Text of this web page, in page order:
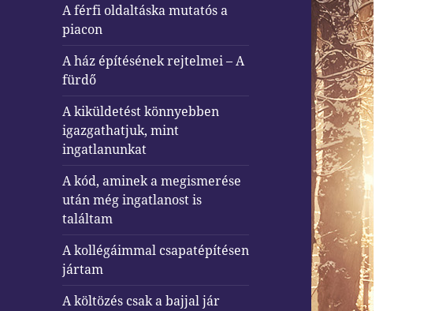
A férfi oldaltáska mutatós a
piacon
A ház építésének rejtelmei – A
fürdő
A kiküldetést könnyebben
igazgathatjuk, mint
ingatlanunkat
A kód, aminek a megismerése
után még ingatlanost is
találtam
A kollégáimmal csapatépítésen
jártam
A költözés csak a bajjal jár